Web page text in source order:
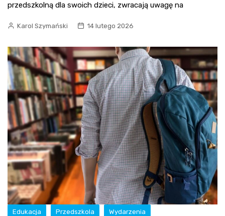
przedszkolną dla swoich dzieci, zwracają uwagę na
Karol Szymański 14 lutego 2026
Edukacja Przedszkola Wydarzenia